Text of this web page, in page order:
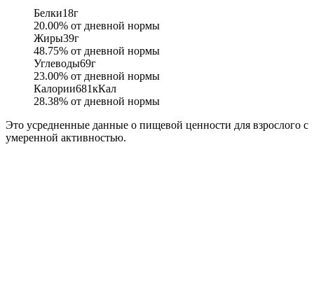
Белки18г
20.00% от дневной нормы
Жиры39г
48.75% от дневной нормы
Углеводы69г
23.00% от дневной нормы
Калории681кКал
28.38% от дневной нормы
Это усредненные данные о пищевой ценности для взрослого с
умеренной активностью.